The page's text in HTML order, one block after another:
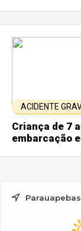
ACIDENTE
Criança de 7
embarcação